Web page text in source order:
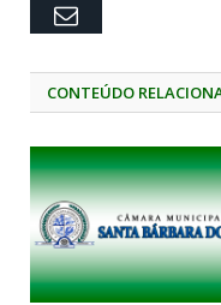
Email
CONTEÚDO